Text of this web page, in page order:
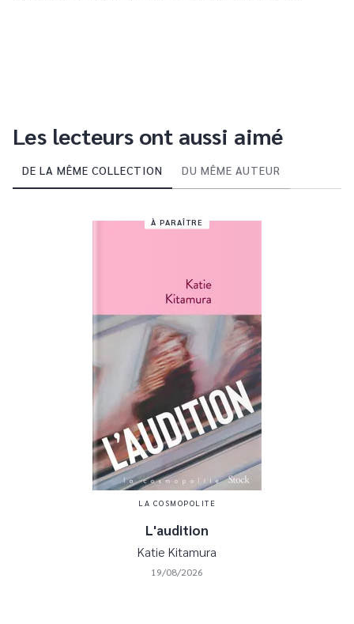
Les lecteurs ont aussi aimé
DE LA MÊME COLLECTION DU MÊME AUTEUR
À PARAÎTRE
LA COSMOPOLITE
L'audition
Katie Kitamura
19/08/2026